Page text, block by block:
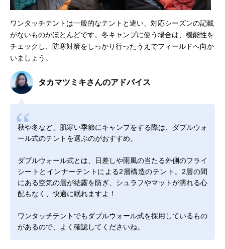
ワンタッチテントは一般的なテントと違い、対応シーズンの記載
がないものがほとんどです。冬キャンプに使う場合は、機能性を
チェックし、防寒対策をしっかり行ったうえでフィールドへ向か
いましょう。
タカマツミキさんのアドバイス
秋や冬など、肌寒い季節にキャンプをする際は、ダブルウォ
ール式のテントを選ぶのがおすすめ。
ダブルウォール式とは、日差しや雨風の当たる外側のフライ
シートとインナーテントによる2層構造のテント。2層の間
にある空気の層が結露を防ぎ、シュラフやマットが濡れる心
配もなく、快適に眠れますよ！
ワンタッチテントでもダブルウォール式を採用しているもの
があるので、よく確認してくださいね。